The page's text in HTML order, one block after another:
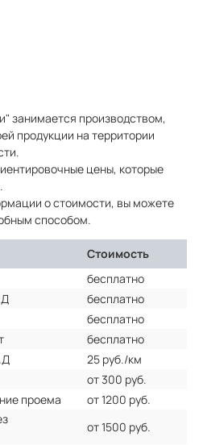
занимается производством,
продукции на территории
цены, которые
о стоимости, вы можете
способом.
Стоимость
бесплатно
бесплатно
бесплатно
бесплатно
25 руб./км
от 300 руб.
проема
от 1200 руб.
от 1500 руб.